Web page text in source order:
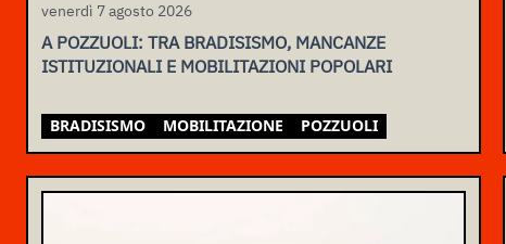
venerdì 7 agosto 2026
A POZZUOLI: TRA BRADISISMO, MANCANZE
ISTITUZIONALI E MOBILITAZIONI POPOLARI
BRADISISMO MOBILITAZIONE POZZUOLI